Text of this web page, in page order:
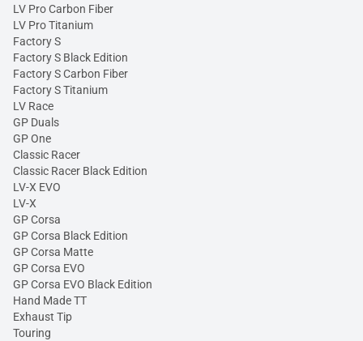
LV Pro Carbon Fiber
LV Pro Titanium
Factory S
Factory S Black Edition
Factory S Carbon Fiber
Factory S Titanium
LV Race
GP Duals
GP One
Classic Racer
Classic Racer Black Edition
LV-X EVO
LV-X
GP Corsa
GP Corsa Black Edition
GP Corsa Matte
GP Corsa EVO
GP Corsa EVO Black Edition
Hand Made TT
Exhaust Tip
Touring